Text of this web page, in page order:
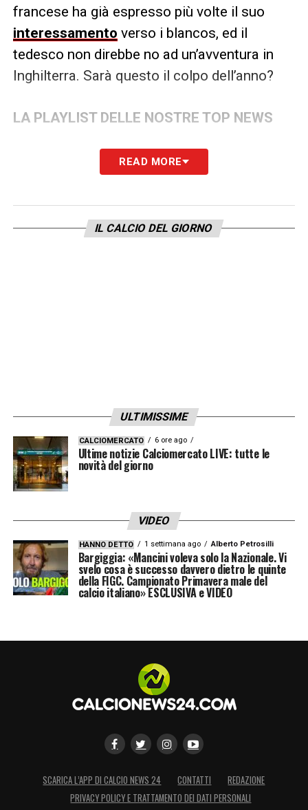
francese ha già espresso più volte il suo
interessamento verso i blancos, ed il
tedesco non direbbe no ad un’avventura in
Inghilterra. Sarà questo il colpo dell’anno?
LA PLAYLIST DELLE NOSTRE TOP NEWS
READ MORE
IL CALCIO DEL GIORNO
ULTIMISSIME
CALCIOMERCATO 6 ore ago
Ultime notizie Calciomercato LIVE: tutte le
novità del giorno
VIDEO
HANNO DETTO 1 settimana ago Alberto Petrosilli
Bargiggia: «Mancini voleva solo la Nazionale. Vi
svelo cosa è successo davvero dietro le quinte
della FIGC. Campionato Primavera male del
calcio italiano» ESCLUSIVA e VIDEO
SCARICA L’APP DI CALCIO NEWS 24 CONTATTI
REDAZIONE
PRIVACY POLICY E TRATTAMENTO DEI DATI PERSONALI